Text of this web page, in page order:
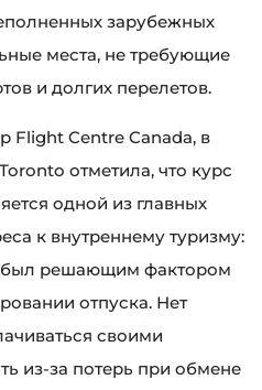
зарубежных
места, не требующие
и долгих перелетов.
Centre Canada, в
отметила, что курс
одной из главных
к внутреннему туризму:
был решающим фактором
отпуска. Нет
своими
из-за потерь при обмене